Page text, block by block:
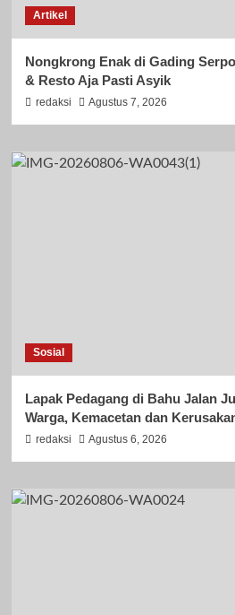
Artikel
Nongkrong Enak di Gading
& Resto Aja Pasti Asyik
redaksi Agustus 7, 2026
Sosial
Lapak Pedagang di Bahu Jalan
Warga, Kemacetan dan
redaksi Agustus 6, 2026